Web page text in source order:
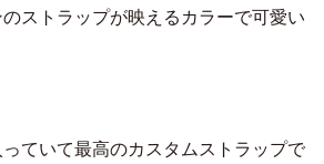
ストラップが映えるカラーで可愛い
ていて最高のカスタムストラップで